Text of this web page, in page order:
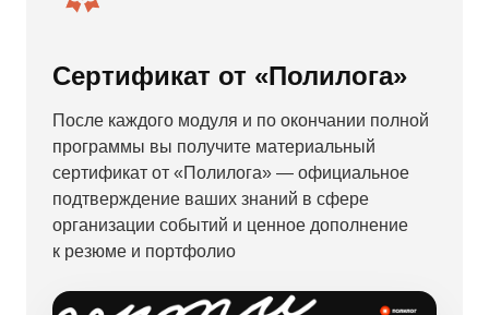
Сертификат от «Полилога»
После каждого модуля и по окончании полной
программы вы получите материальный
сертификат от «Полилога» — официальное
подтверждение ваших знаний в сфере
организации событий и ценное дополнение
к резюме и портфолио